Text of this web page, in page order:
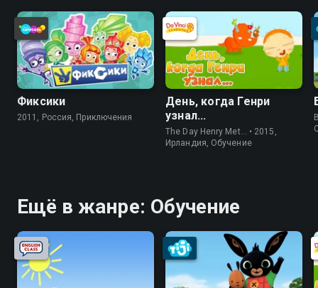
Фиксики
2011, Россия, Приключения
День, когда Генри
узнал...
The Day Henry Met… • 2015,
Ирландия, Обучение
Ещё в жанре: Обучение